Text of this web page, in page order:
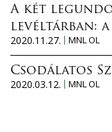
A két
levéltárban: a
2020.11.27.
MNL OL
Csodálatos
2020.03.12.
MNL OL